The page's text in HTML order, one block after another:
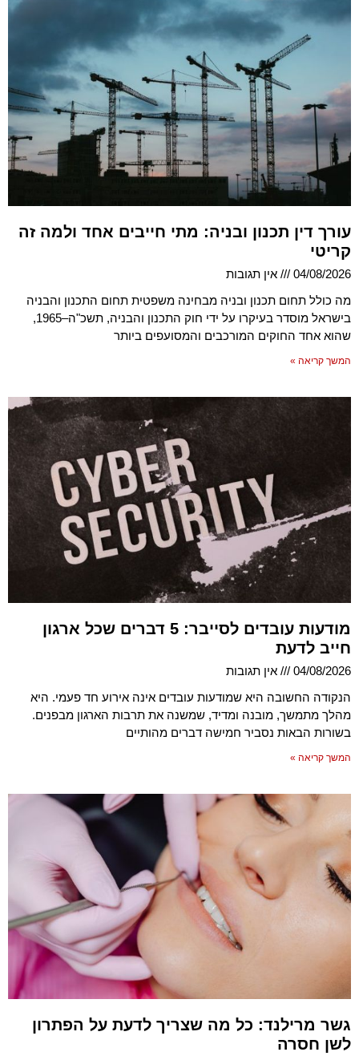
עורך דין תכנון ובניה: מתי חייבים אחד ולמה זה
קריטי
04/08/2026
אין תגובות
מה כולל תחום תכנון ובניה מבחינה משפטית תחום התכנון והבניה
בישראל מוסדר בעיקרו על ידי חוק התכנון והבניה, תשכ"ה–1965,
שהוא אחד החוקים המורכבים והמסועפים ביותר
המשך קריאה »
מודעות עובדים לסייבר: 5 דברים שכל ארגון
חייב לדעת
04/08/2026
אין תגובות
הנקודה החשובה היא שמודעות עובדים אינה אירוע חד פעמי. היא
מהלך מתמשך, מובנה ומדיד, שמשנה את תרבות הארגון מבפנים.
בשורות הבאות נסביר חמישה דברים מהותיים
המשך קריאה »
גשר מרילנד: כל מה שצריך לדעת על הפתרון
לשן חסרה